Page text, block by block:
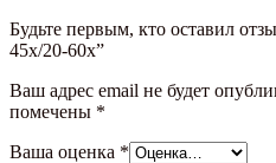
Будьте первым, кто оставил
45x/20-60x”
Ваш адрес email не будет
помечены *
Ваша оценка *